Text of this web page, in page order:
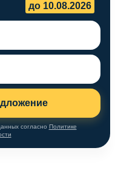
до 10.08.2026
согласно Политике